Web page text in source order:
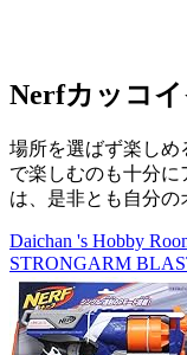
Nerfカッコイ
場所を選ばず楽しめ
で楽しむのも十分に
は、是非とも自分の
Daichan 's Hobby
STRONGARM